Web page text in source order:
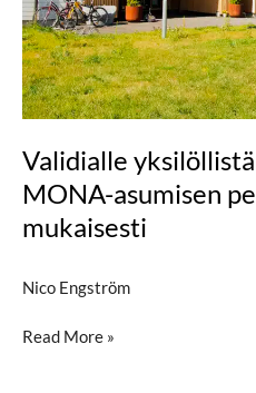
Validialle
MONA-asumisen
mukaisesti
Nico Engström
Read More »